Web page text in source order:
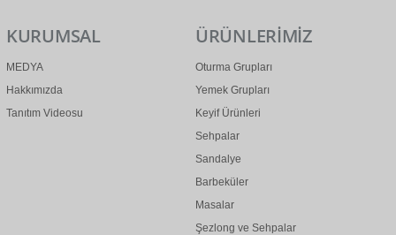
KURUMSAL
MEDYA
Hakkımızda
Tanıtım Videosu
ÜRÜNLERİMİZ
Oturma Grupları
Yemek Grupları
Keyif Ürünleri
Sehpalar
Sandalye
Barbeküler
Masalar
Şezlong ve Sehpalar